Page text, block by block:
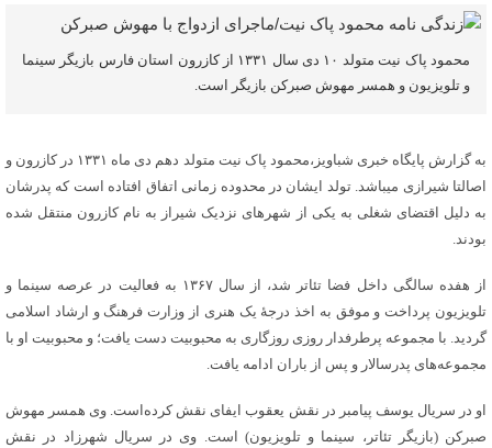
محمود پاک نیت متولد ۱۰ دی سال ۱۳۳۱ از کازرون استان فارس بازیگر سینما
و تلویزیون و همسر مهوش صبر‌کن بازیگر است.
به گزارش پایگاه خبری شباویز،محمود پاک نیت متولد دهم دی ماه ۱۳۳۱ در کازرون و
اصالتا شیرازی میباشد. تولد ایشان در محدوده زمانی اتفاق افتاده است که پدرشان
به دلیل اقتضای شغلی به یکی از شهرهای نزدیک شیراز به نام کازرون منتقل شده
بودند.
از هفده سالگی داخل فضا تئاتر شد، از سال ۱۳۶۷ به فعالیت در عرصه سینما و
تلویزیون پرداخت و موفق به اخذ درجهٔ یک هنری از وزارت فرهنگ و ارشاد اسلامی
گردید. با مجموعه پرطرفدار روزی روزگاری به محبوبیت دست یافت؛ و محبوبیت او با
مجموعه‌های پدرسالار و پس از باران ادامه یافت.
او در سریال یوسف پیامبر در نقش یعقوب ایفای نقش کرده‌است. وی همسر مهوش
صبرکن (بازیگر تئاتر، سینما و تلویزیون) است. وی در سریال شهرزاد در نقش